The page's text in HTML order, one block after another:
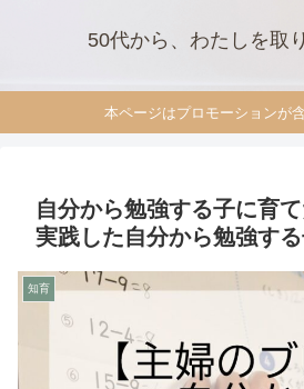
50代から、わたしを取
本ページはプロモーションが
自分から勉強する子に育
実践した自分から勉強す
知育